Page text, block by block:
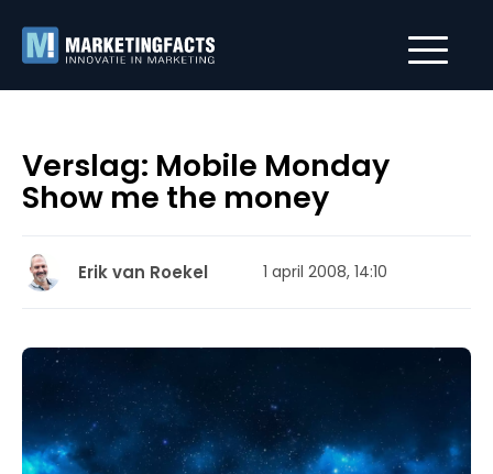
Verslag: Mobile Monday
Show me the money
Erik van Roekel 1 april 2008, 14:10